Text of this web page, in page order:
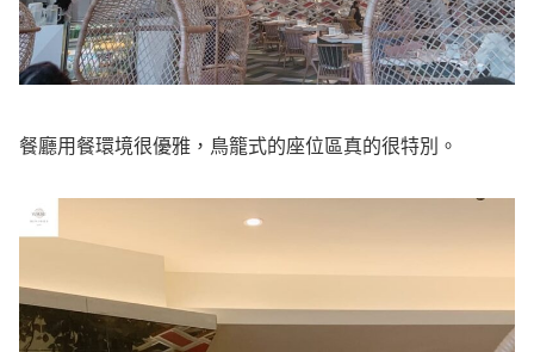
餐廳用餐環境很優雅，鳥籠式的座位區真的很特別。